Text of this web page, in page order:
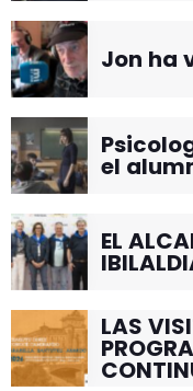
Jon ha
el
EL
LAS